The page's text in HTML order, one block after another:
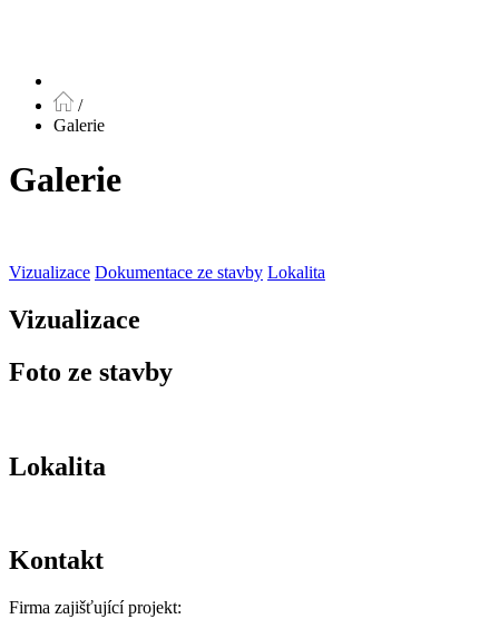
/
Galerie
Galerie
Vizualizace Dokumentace ze stavby Lokalita
Vizualizace
Foto ze stavby
Lokalita
Kontakt
Firma zajišťující projekt: